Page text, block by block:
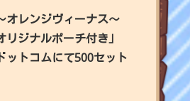
レンジヴィーナス～
リジナルポーチ付き」
トコムにて500セット